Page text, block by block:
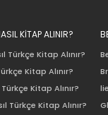
KİTAP ALINIR?
Türkçe Kitap Alınır?
Kitap Alınır?
Kitap Alınır?
Türkçe Kitap Alınır?